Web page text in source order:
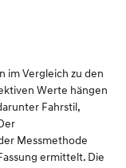
im Vergleich zu den
Werte hängen
Fahrstil,
Messmethode
ermittelt. Die